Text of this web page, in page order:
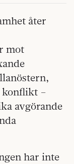
åter
mot
konflikt –
avgörande
har inte